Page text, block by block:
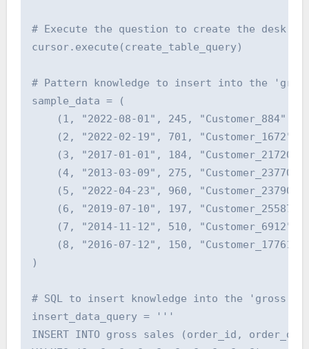
# Execute the question to create the desk
cursor.execute(create_table_query)
# Pattern knowledge to insert into the
sample_data = (
(1, "2022-08-01", 245, "Customer_884",
(2, "2022-02-19", 701, "Customer_1672",
(3, "2017-01-01", 184,
(4, "2013-03-09", 275,
(5, "2022-04-23", 960,
(6, "2019-07-10", 197,
(7, "2014-11-12", 510, "Customer_6912",
(8, "2016-07-12", 150,
)
# SQL to insert knowledge into the 'gross
insert_data_query = '''
INSERT INTO gross sales (order_id,